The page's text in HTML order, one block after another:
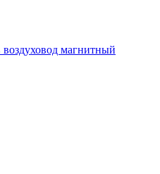
магнитный